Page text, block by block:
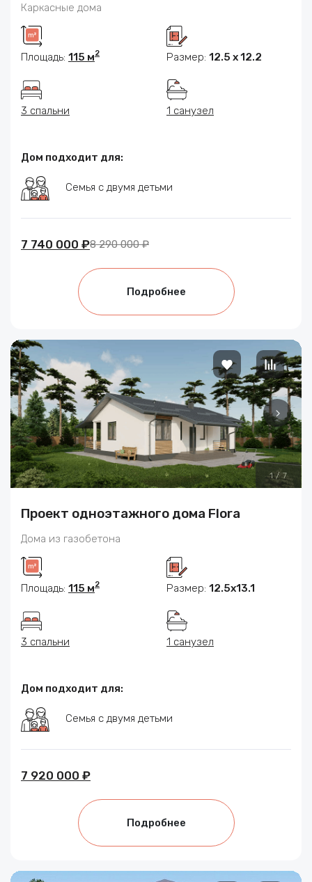
Каркасные дома
Площадь: 115 м2 Размер: 12.5 x 12.2
3 спальни 1 санузел
Дом подходит для:
Семья с двумя детьми
7 740 000 ₽8 290 000 ₽
Подробнее
1 / 7
Проект одноэтажного дома Flora
Дома из газобетона
Площадь: 115 м2 Размер: 12.5х13.1
3 спальни 1 санузел
Дом подходит для:
Семья с двумя детьми
7 920 000 ₽
Подробнее